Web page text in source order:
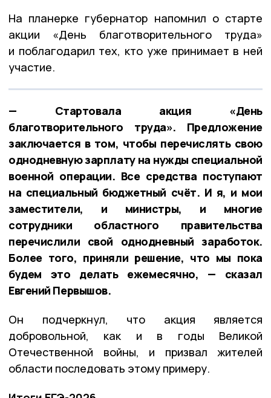
На планерке губернатор напомнил о старте
акции «День благотворительного труда»
и поблагодарил тех, кто уже принимает в ней
участие.
— Стартовала акция «День
благотворительного труда». Предложение
заключается в том, чтобы перечислять свою
однодневную зарплату на нужды специальной
военной операции. Все средства поступают
на специальный бюджетный счёт. И я, и мои
заместители, и министры, и многие
сотрудники областного правительства
перечислили свой однодневный заработок.
Более того, приняли решение, что мы пока
будем это делать ежемесячно, — сказал
Евгений Первышов.
Он подчеркнул, что акция является
добровольной, как и в годы Великой
Отечественной войны, и призвал жителей
области последовать этому примеру.